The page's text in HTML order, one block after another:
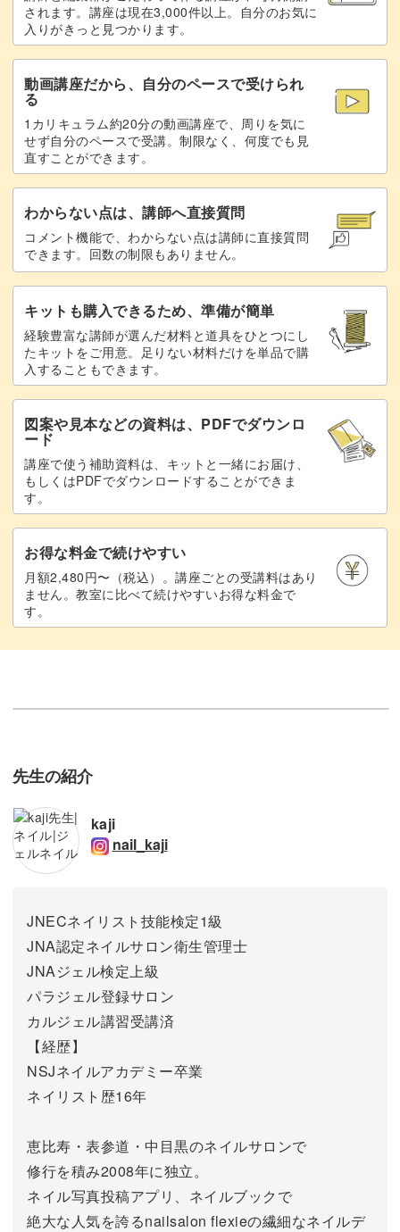
されます。講座は現在3,000件以上。自分のお気に
入りがきっと見つかります。
動画講座だから、自分のペースで受けられ
る
1カリキュラム約20分の動画講座で、周りを気に
せず自分のペースで受講。制限なく、何度でも見
直すことができます。
わからない点は、講師へ直接質問
コメント機能で、わからない点は講師に直接質問
できます。回数の制限もありません。
キットも購入できるため、準備が簡単
経験豊富な講師が選んだ材料と道具をひとつにし
たキットをご用意。足りない材料だけを単品で購
入することもできます。
図案や見本などの資料は、PDFでダウンロ
ード
講座で使う補助資料は、キットと一緒にお届け、
もしくはPDFでダウンロードすることができま
す。
お得な料金で続けやすい
月額2,480円〜（税込）。講座ごとの受講料はあり
ません。教室に比べて続けやすいお得な料金で
す。
先生の紹介
kaji
nail_kaji
JNECネイリスト技能検定1級
JNA認定ネイルサロン衛生管理士
JNAジェル検定上級
パラジェル登録サロン
カルジェル講習受講済
【経歴】
NSJネイルアカデミー卒業
ネイリスト歴16年
恵比寿・表参道・中目黒のネイルサロンで
修行を積み2008年に独立。
ネイル写真投稿アプリ、ネイルブックで
絶大な人気を誇るnailsalon flexieの繊細なネイルデ